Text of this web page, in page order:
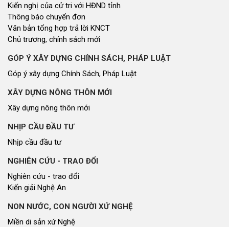
Kiến nghị của cử tri với HĐND tỉnh
Thông báo chuyển đơn
Văn bản tổng hợp trả lời KNCT
Chủ trương, chính sách mới
GÓP Ý XÂY DỰNG CHÍNH SÁCH, PHÁP LUẬT
Góp ý xây dựng Chính Sách, Pháp Luật
XÂY DỰNG NÔNG THÔN MỚI
Xây dựng nông thôn mới
NHỊP CẦU ĐẦU TƯ
Nhịp cầu đầu tư
NGHIÊN CỨU - TRAO ĐỔI
Nghiên cứu - trao đổi
Kiến giải Nghệ An
NON NƯỚC, CON NGƯỜI XỨ NGHỆ
Miền di sản xứ Nghệ